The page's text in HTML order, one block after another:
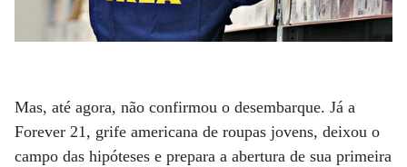
Mas, até agora, não confirmou o desembarque. Já a
Forever 21, grife americana de roupas jovens, deixou o
campo das hipóteses e prepara a abertura de sua primeira